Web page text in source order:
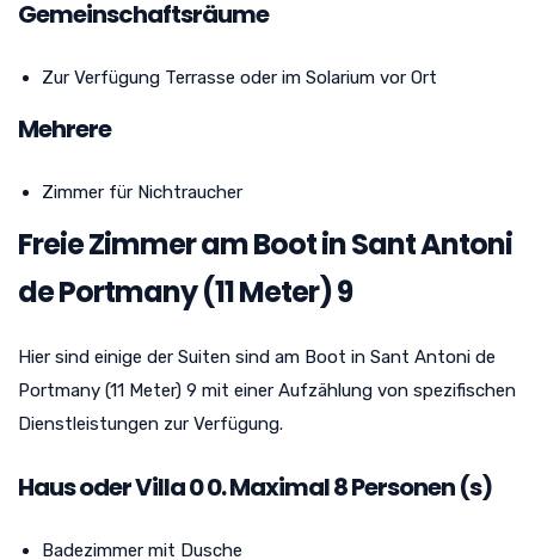
Gemeinschaftsräume
Zur Verfügung Terrasse oder im Solarium vor Ort
Mehrere
Zimmer für Nichtraucher
Freie Zimmer am Boot in Sant Antoni
de Portmany (11 Meter) 9
Hier sind einige der Suiten sind am Boot in Sant Antoni de
Portmany (11 Meter) 9 mit einer Aufzählung von spezifischen
Dienstleistungen zur Verfügung.
Haus oder Villa00. Maximal 8 Personen (s)
Badezimmer mit Dusche